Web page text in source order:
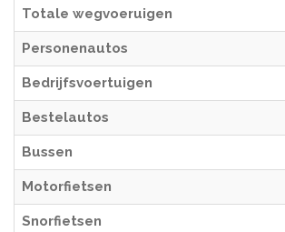
Totale wegvoeruigen
Personenautos
Bedrijfsvoertuigen
Bestelautos
Bussen
Motorfietsen
Snorfietsen